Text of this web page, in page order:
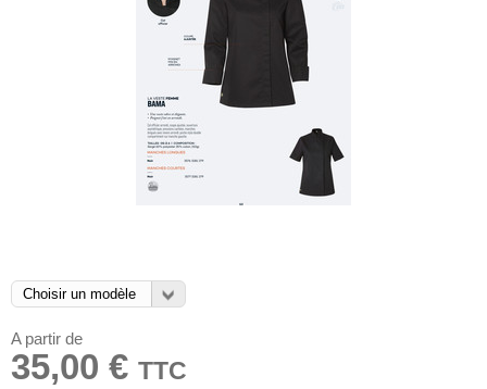
A partir de
35,00 € TTC